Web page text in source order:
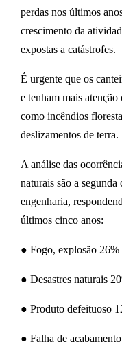
perdas nos últimos
crescimento da
expostas a catástrofes.
É urgente que os
e tenham mais
como incêndios
deslizamentos de terra.
A análise das
naturais são a segunda
engenharia,
últimos cinco anos:
● Fogo, explosão 26%
● Desastres naturais
● Produto defeituoso
● Falha de